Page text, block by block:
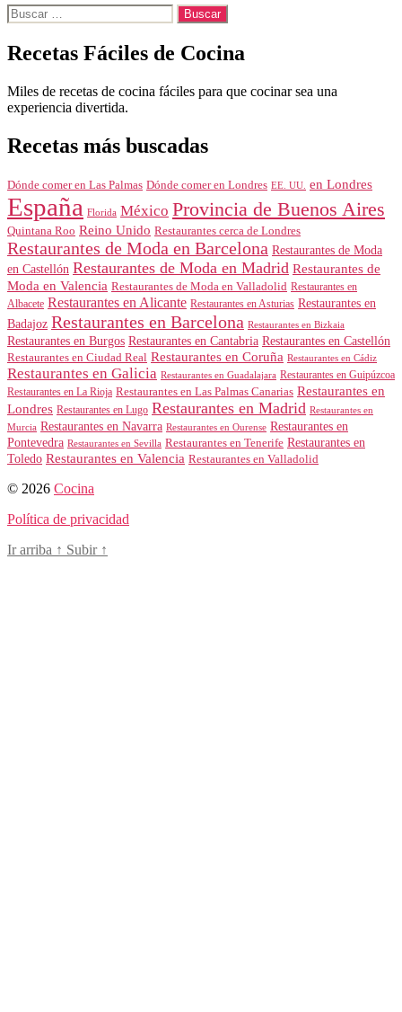
Buscar:
Recetas Fáciles de Cocina
Miles de recetas de cocina fáciles para que cocinar sea una
experiencia divertida.
Recetas más buscadas
Dónde comer en Las Palmas Dónde comer en Londres EE. UU. en Londres
España Florida México Provincia de Buenos Aires
Quintana Roo Reino Unido Restaurantes cerca de Londres
Restaurantes de Moda en Barcelona Restaurantes de Moda
en Castellón Restaurantes de Moda en Madrid Restaurantes de
Moda en Valencia Restaurantes de Moda en Valladolid Restaurantes en
Albacete Restaurantes en Alicante Restaurantes en Asturias Restaurantes en
Badajoz Restaurantes en Barcelona Restaurantes en Bizkaia
Restaurantes en Burgos Restaurantes en Cantabria Restaurantes en Castellón
Restaurantes en Ciudad Real Restaurantes en Coruña Restaurantes en Cádiz
Restaurantes en Galicia Restaurantes en Guadalajara Restaurantes en Guipúzcoa
Restaurantes en La Rioja Restaurantes en Las Palmas Canarias Restaurantes en
Londres Restaurantes en Lugo Restaurantes en Madrid Restaurantes en
Murcia Restaurantes en Navarra Restaurantes en Ourense Restaurantes en
Pontevedra Restaurantes en Sevilla Restaurantes en Tenerife Restaurantes en
Toledo Restaurantes en Valencia Restaurantes en Valladolid
© 2026 Cocina
Política de privacidad
Ir arriba ↑ Subir ↑